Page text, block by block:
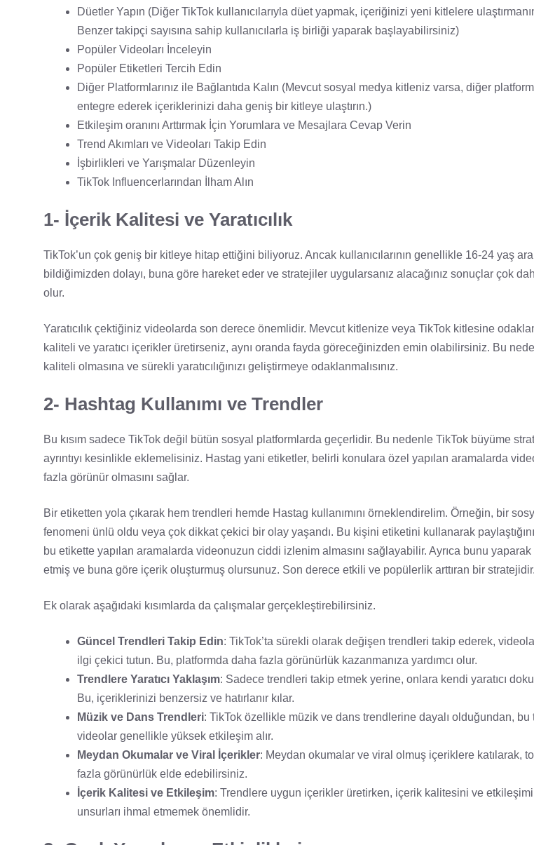
Düetler Yapın (Diğer TikTok kullanıcılarıyla düet yapmak, içeriğinizi yeni kitlelere
Benzer takipçi sayısına sahip kullanıcılarla iş birliği yaparak başlayabilirsiniz)
Popüler Videoları İnceleyin
Popüler Etiketleri Tercih Edin
Diğer Platformlarınız ile Bağlantıda Kalın (Mevcut sosyal medya kitleniz varsa, diğer
entegre ederek içeriklerinizi daha geniş bir kitleye ulaştırın.)
Etkileşim oranını Arttırmak İçin Yorumlara ve Mesajlara Cevap Verin
Trend Akımları ve Videoları Takip Edin
İşbirlikleri ve Yarışmalar Düzenleyin
TikTok Influencerlarından İlham Alın
1- İçerik Kalitesi ve Yaratıcılık
TikTok’un çok geniş bir kitleye hitap ettiğini biliyoruz. Ancak kullanıcılarının genellikle 16-24 yaş
bildiğimizden dolayı, buna göre hareket eder ve stratejiler uygularsanız alacağınız sonuçlar çok
olur.
Yaratıcılık çektiğiniz videolarda son derece önemlidir. Mevcut kitlenize veya TikTok kitlesine
kaliteli ve yaratıcı içerikler üretirseniz, aynı oranda fayda göreceğinizden emin olabilirsiniz. Bu
kaliteli olmasına ve sürekli yaratıcılığınızı geliştirmeye odaklanmalısınız.
2- Hashtag Kullanımı ve Trendler
Bu kısım sadece TikTok değil bütün sosyal platformlarda geçerlidir. Bu nedenle TikTok büyüme
ayrıntıyı kesinlikle eklemelisiniz. Hastag yani etiketler, belirli konulara özel yapılan aramalarda
fazla görünür olmasını sağlar.
Bir etiketten yola çıkarak hem trendleri hemde Hastag kullanımını örneklendirelim. Örneğin, bir
fenomeni ünlü oldu veya çok dikkat çekici bir olay yaşandı. Bu kişini etiketini kullanarak
bu etikette yapılan aramalarda videonuzun ciddi izlenim almasını sağlayabilir. Ayrıca bunu
etmiş ve buna göre içerik oluşturmuş olursunuz. Son derece etkili ve popülerlik arttıran bir stratejidir.
Ek olarak aşağıdaki kısımlarda da çalışmalar gerçekleştirebilirsiniz.
Güncel Trendleri Takip Edin: TikTok’ta sürekli olarak değişen trendleri takip ederek,
ilgi çekici tutun. Bu, platformda daha fazla görünürlük kazanmanıza yardımcı olur.
Trendlere Yaratıcı Yaklaşım: Sadece trendleri takip etmek yerine, onlara kendi yaratıcı
Bu, içeriklerinizi benzersiz ve hatırlanır kılar.
Müzik ve Dans Trendleri: TikTok özellikle müzik ve dans trendlerine dayalı olduğundan, bu
videolar genellikle yüksek etkileşim alır.
Meydan Okumalar ve Viral İçerikler: Meydan okumalar ve viral olmuş içeriklere katılarak,
fazla görünürlük elde edebilirsiniz.
İçerik Kalitesi ve Etkileşim: Trendlere uygun içerikler üretirken, içerik kalitesini ve
unsurları ihmal etmemek önemlidir.